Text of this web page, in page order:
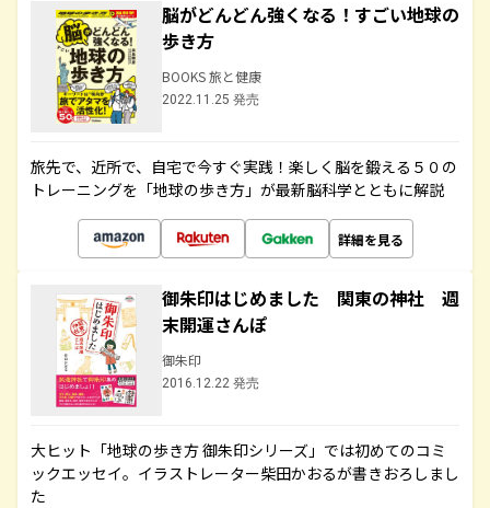
脳がどんどん強くなる！すごい地球の
歩き方
BOOKS 旅と健康
2022.11.25 発売
旅先で、近所で、自宅で今すぐ実践！楽しく脳を鍛える５０の
トレーニングを「地球の歩き方」が最新脳科学とともに解説
詳細を見る
御朱印はじめました 関東の神社 週
末開運さんぽ
御朱印
2016.12.22 発売
大ヒット「地球の歩き方 御朱印シリーズ」では初めてのコミ
ックエッセイ。イラストレーター柴田かおるが書きおろしまし
た